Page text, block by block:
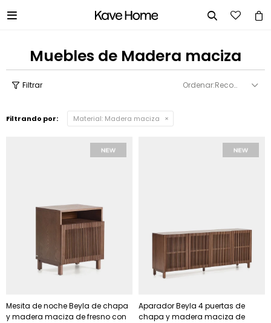
 
Muebles de Madera maciza
Recomendados
Filtrando por: Material: Madera maciza
Mesita de noche Beyla de chapa
y madera maciza de fresno con
Aparador Beyla 4 puertas de
chapa y madera maciza de